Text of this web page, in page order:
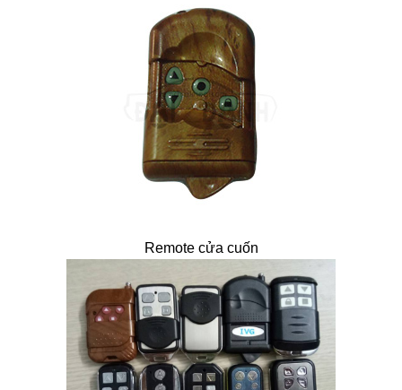
Remote cửa cuốn